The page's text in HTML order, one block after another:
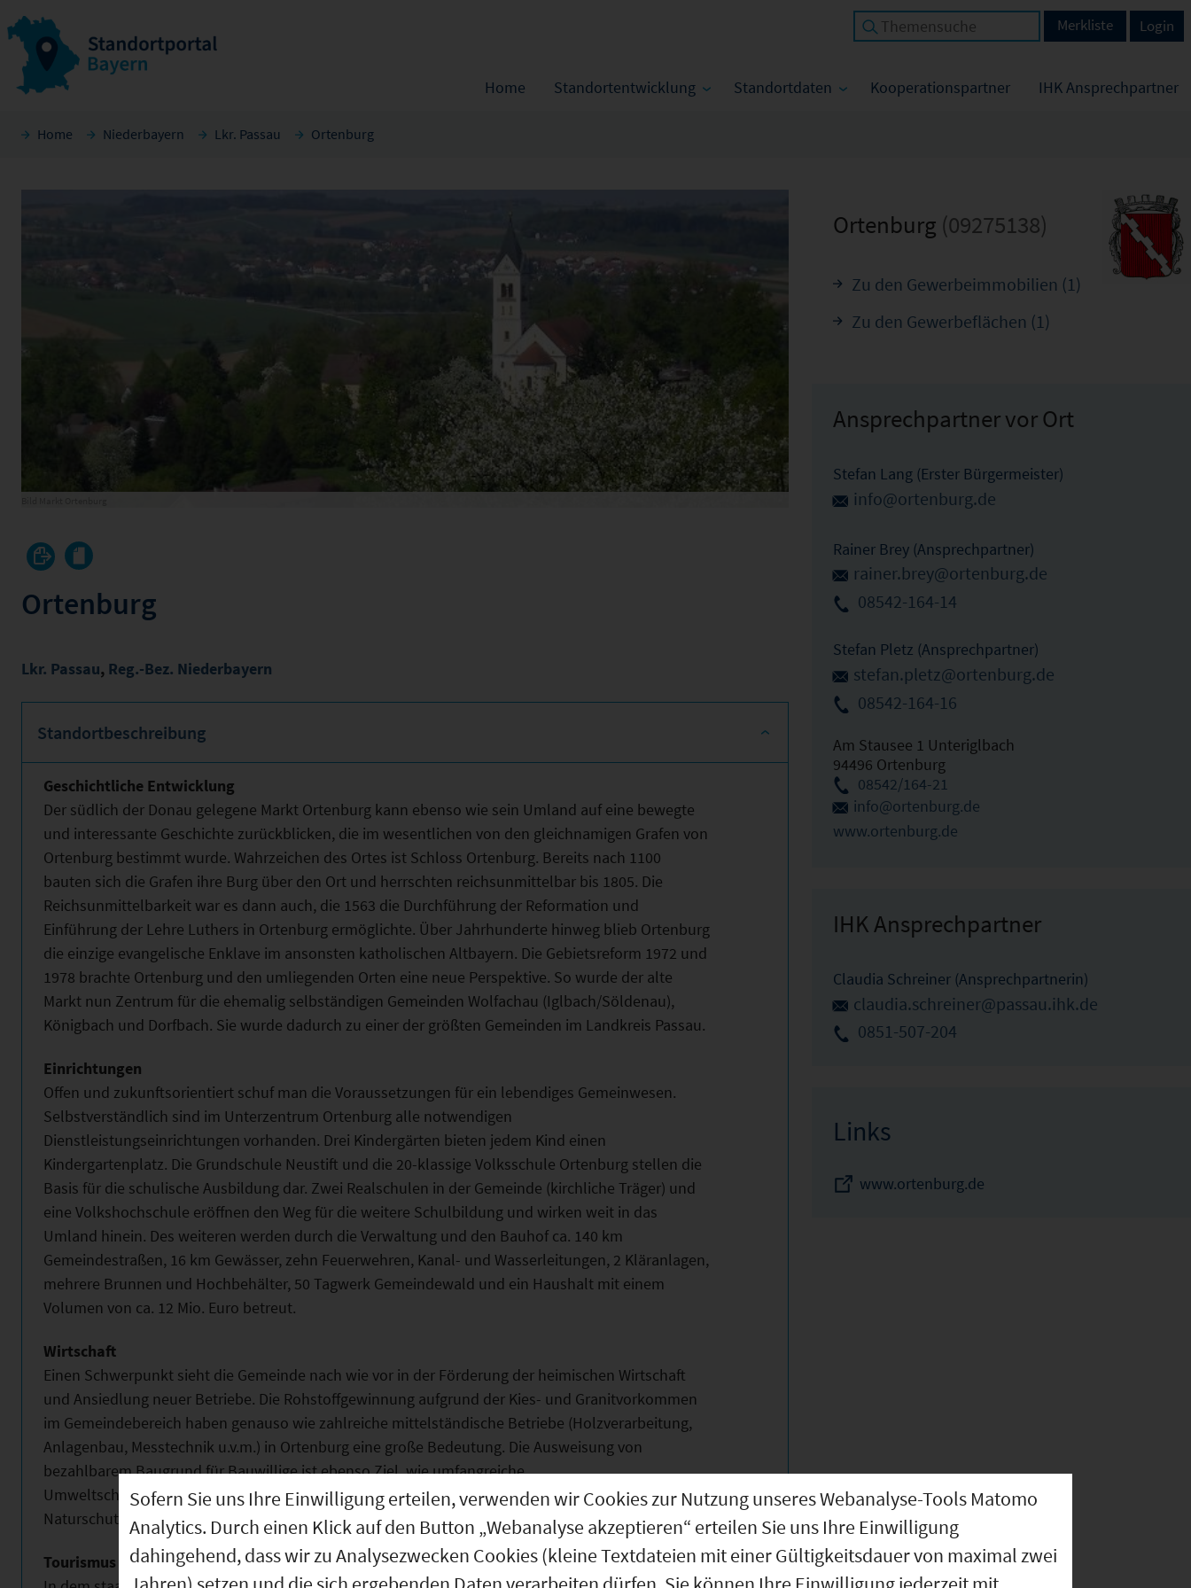
Home Standortentwicklung Standortdaten Kooperationspartner IHK Ansprechpartner
Login
Merkliste
Home Niederbayern Lkr. Passau Ortenburg
Ortenburg
Lkr. Passau, Reg.-Bez. Niederbayern
Standortbeschreibung
Geschichtliche Entwicklung
Der südlich der Donau gelegene Markt Ortenburg kann ebenso wie sein Umland auf eine bewegte
und interessante Geschichte zurückblicken, die im wesentlichen von den gleichnamigen Grafen von
Ortenburg bestimmt wurde. Wahrzeichen des Ortes ist Schloss Ortenburg. Bereits nach 1100
bauten sich die Grafen ihre Burg über den Ort und herrschten reichsunmittelbar bis 1805. Die
Reichsunmittelbarkeit war es dann auch, die 1563 die Durchführung der Reformation und
Einführung der Lehre Luthers in Ortenburg ermöglichte. Über Jahrhunderte hinweg blieb Ortenburg
die einzige evangelische Enklave im ansonsten katholischen Altbayern. Die Gebietsreform 1972 und
1978 brachte Ortenburg und den umliegenden Orten eine neue Perspektive. So wurde der alte
Markt nun Zentrum für die ehemalig selbständigen Gemeinden Wolfachau (Iglbach/Söldenau),
Königbach und Dorfbach. Sie wurde dadurch zu einer der größten Gemeinden im Landkreis Passau.
Einrichtungen
Offen und zukunftsorientiert schuf man die Voraussetzungen für ein lebendiges Gemeinwesen.
Selbstverständlich sind im Unterzentrum Ortenburg alle notwendigen
Dienstleistungseinrichtungen vorhanden. Drei Kindergärten bieten jedem Kind einen
Kindergartenplatz. Die Grundschule Neustift und die 20-klassige Volksschule Ortenburg stellen die
Basis für die schulische Ausbildung dar. Zwei Realschulen in der Gemeinde (kirchliche Träger) und
eine Volkshochschule eröffnen den Weg für die weitere Schulbildung und wirken weit in das
Umland hinein. Des weiteren werden durch die Verwaltung und den Bauhof ca. 140 km
Gemeindestraßen, 16 km Gewässer, zehn Feuerwehren, Kanal- und Wasserleitungen, 2 Kläranlagen,
mehrere Brunnen und Hochbehälter, 50 Tagwerk Gemeindewald und ein Haushalt mit einem
Volumen von ca. 12 Mio. Euro betreut.
Wirtschaft
Einen Schwerpunkt sieht die Gemeinde nach wie vor in der Förderung der heimischen Wirtschaft
und Ansiedlung neuer Betriebe. Die Rohstoffgewinnung aufgrund der Kies- und Granitvorkommen
im Gemeindebereich haben genauso wie zahlreiche mittelständische Betriebe (Holzverarbeitung,
Anlagenbau, Messtechnik u.v.m.) in Ortenburg eine große Bedeutung. Die Ausweisung von
bezahlbarem Baugrund für Bauwillige ist ebenso Ziel, wie umfangreiche
Umweltschutzmaßnahmen (z. B. Renaturierung der Wolfach, Förderung von Landschafts- und
Naturschutz).
Tourismus
Ortenburg (09275138)
Zu den Gewerbeimmobilien (1)
Zu den Gewerbeflächen (1)
Ansprechpartner vor Ort
Stefan Lang (Erster Bürgermeister)
info@ortenburg.de
Rainer Brey (Ansprechpartner)
rainer.brey@ortenburg.de
08542-164-14
Stefan Pletz (Ansprechpartner)
stefan.pletz@ortenburg.de
08542-164-16
Am Stausee 1 Unteriglbach
94496 Ortenburg
08542/164-21
info@ortenburg.de
www.ortenburg.de
IHK Ansprechpartner
Claudia Schreiner (Ansprechpartnerin)
claudia.schreiner@passau.ihk.de
0851-507-204
Links
www.ortenburg.de
Sofern Sie uns Ihre Einwilligung erteilen, verwenden wir Cookies zur Nutzung unseres Webanalyse-Tools Matomo
Analytics. Durch einen Klick auf den Button „Webanalyse akzeptieren“ erteilen Sie uns Ihre Einwilligung
dahingehend, dass wir zu Analysezwecken Cookies (kleine Textdateien mit einer Gültigkeitsdauer von maximal zwei